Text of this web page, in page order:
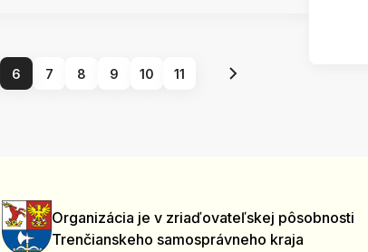
6 7 8 9 10 11
Organizácia je v zriaďovateľskej pôsobnosti
Trenčianskeho samosprávneho kraja